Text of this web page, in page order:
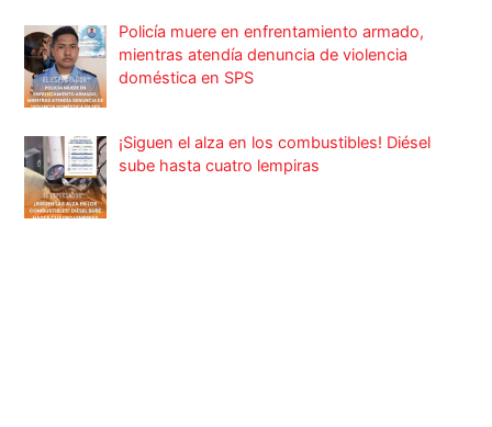
Policía muere en enfrentamiento armado,
mientras atendía denuncia de violencia
doméstica en SPS
¡Siguen el alza en los combustibles! Diésel
sube hasta cuatro lempiras